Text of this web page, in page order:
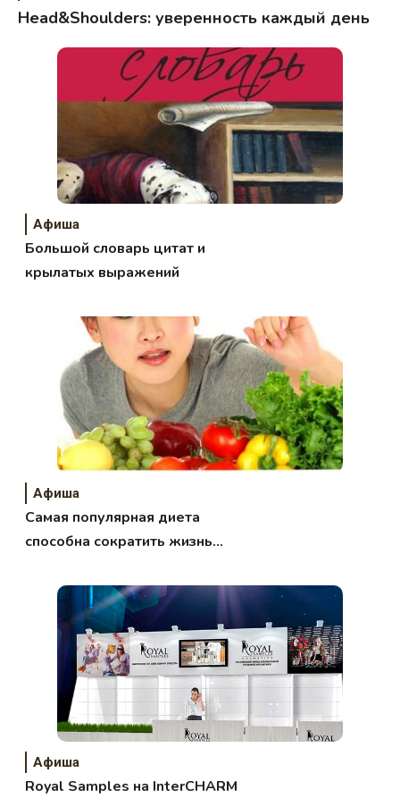
Head&Shoulders: уверенность каждый день
Афиша
Большой словарь цитат и
крылатых выражений
Афиша
Самая популярная диета
способна сократить жизнь
Афиша
Royal Samples на InterCHARM